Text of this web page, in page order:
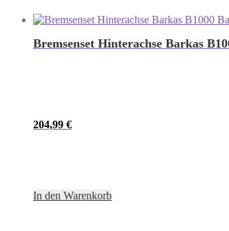
Bremsenset Hinterachse Barkas
204,99 €
In den Warenkorb